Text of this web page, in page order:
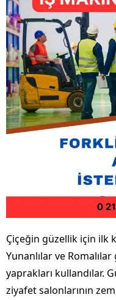
Çiçeğin güzellik için ilk
Yunanlılar ve
yaprakları kullandılar.
ziyafet salonlarının